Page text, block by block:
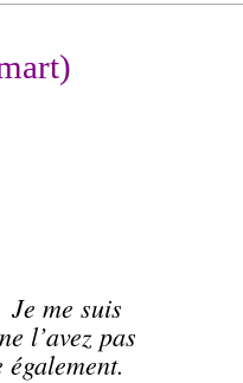
me suis
l’avez pas